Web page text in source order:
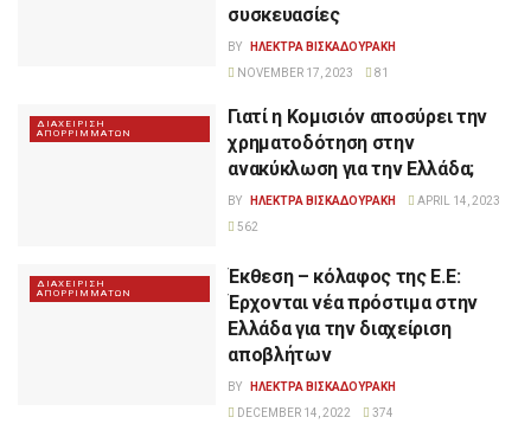
συσκευασίες
BY
ΗΛΕΚΤΡΑ ΒΙΣΚΑΔΟΥΡΑΚΗ
NOVEMBER 17, 2023
81
ΔΙΑΧΕΙΡΙΣΗ
ΑΠΟΡΡΙΜΜΑΤΩΝ
Γιατί η Κομισιόν αποσύρει την
χρηματοδότηση στην
ανακύκλωση για την Ελλάδα;
BY ΗΛΕΚΤΡΑ ΒΙΣΚΑΔΟΥΡΑΚΗ
APRIL 14, 2023
562
ΔΙΑΧΕΙΡΙΣΗ
ΑΠΟΡΡΙΜΜΑΤΩΝ
Έκθεση – κόλαφος της Ε.Ε:
Έρχονται νέα πρόστιμα στην
Ελλάδα για την διαχείριση
αποβλήτων
BY
ΗΛΕΚΤΡΑ ΒΙΣΚΑΔΟΥΡΑΚΗ
DECEMBER 14, 2022
374